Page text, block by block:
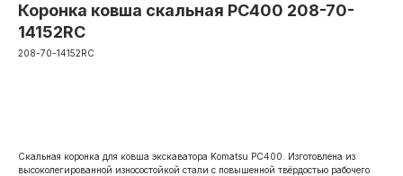
Коронка ковша скальная PC400 208-70-
14152RC
208-70-14152RC
Скальная коронка для ковша экскаватора Komatsu PC400. Изготовлена из
высоколегированной износостойкой стали с повышенной твёрдостью рабочего